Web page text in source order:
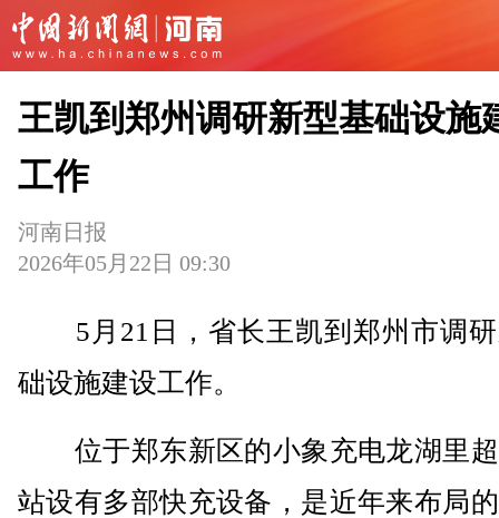
王凯到郑州调研新型基础设施
工作
河南日报
2026年05月22日 09:30
5月21日，省长王凯到郑州市调研
础设施建设工作。
位于郑东新区的小象充电龙湖里
站设有多部快充设备，是近年来布局